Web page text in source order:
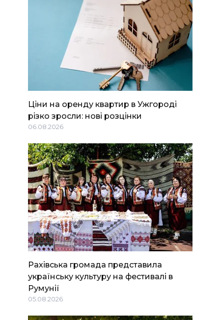
Ціни на оренду квартир в Ужгороді
різко зросли: нові розцінки
06.08.2026
Рахівська громада представила
українську культуру на фестивалі в
Румунії
05.08.2026